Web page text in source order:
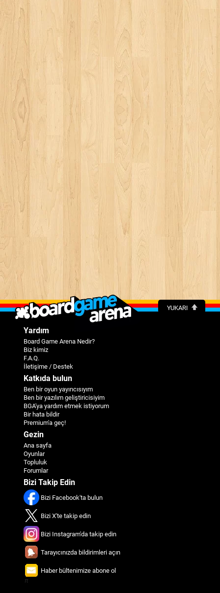
YUKARI
Yardım
Board Game Arena Nedir?
Biz kimiz
F.A.Q.
İletişime / Destek
Katkıda bulun
Ben bir oyun yayıncısıyım
Ben bir yazılım geliştiricisiyim
BGA'ya yardım etmek istiyorum
Bir hata bildir
Premium'a geç!
Gezin
Ana sayfa
Oyunlar
Topluluk
Forumlar
Bizi Takip Edin
Bizi Facebook'ta bulun
Bizi X'te takip edin
Bizi Instagram'da takip edin
Tarayıcınızda bildirimleri açın
Haber bültenimize abone ol
π